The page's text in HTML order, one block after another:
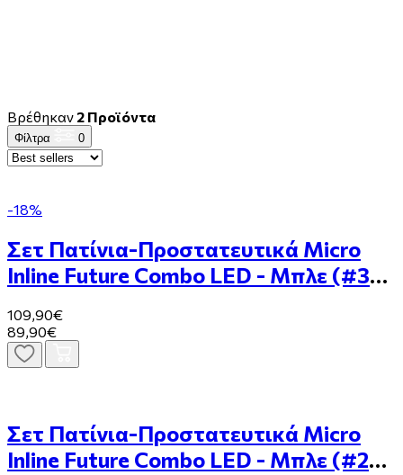
Βρέθηκαν 2 Προϊόντα
Φίλτρα 0
-18%
Σετ Πατίνια-Προστατευτικά Micro
Inline Future Combo LED - Μπλε (#31-
109,90€
89,90€
Σετ Πατίνια-Προστατευτικά Micro
Inline Future Combo LED - Μπλε (#27-